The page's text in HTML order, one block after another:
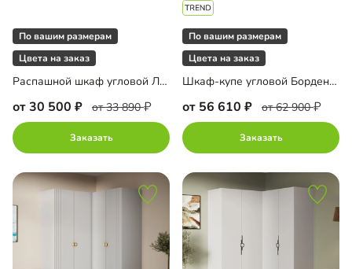
По вашим размерам
Цвета на заказ
Распашной шкаф угловой Лорэна-900 Премиум
от 30 500 от 33 890
Заказать
По вашим размерам
Цвета на заказ
Шкаф-купе угловой Борден-5-4 1200
от 56 610 от 62 900
Заказать